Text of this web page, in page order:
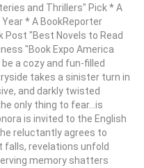
and Thrillers" Pick * A
* A BookReporter
Post "Best Novels to Read
"Book Expo America
a cozy and fun-filled
takes a sinister turn in
and darkly twisted
only thing to fear...is
is invited to the English
reluctantly agrees to
revelations unfold
memory shatters